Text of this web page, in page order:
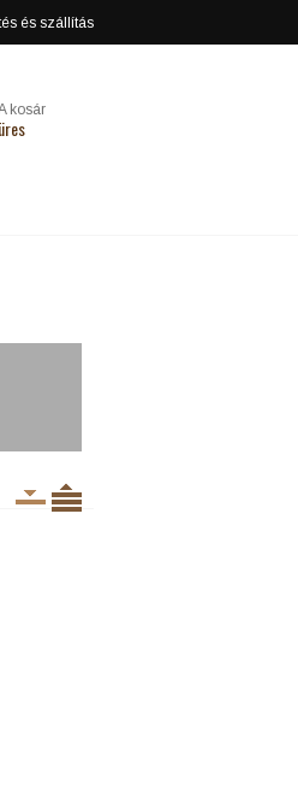
és szállítás
kosár
üres